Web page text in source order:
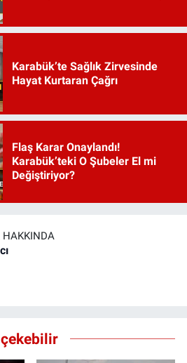
Karabük’te Sağlık Zirvesinde
Hayat Kurtaran Çağrı
Flaş Karar Onaylandı!
Karabük’teki O Şubeler El mi
Değiştiriyor?
HAKKINDA